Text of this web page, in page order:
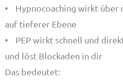
• Hypnocoaching wirkt über
auf tieferer Ebene
• PEP wirkt schnell und
und löst Blockaden in dir
Das bedeutet: